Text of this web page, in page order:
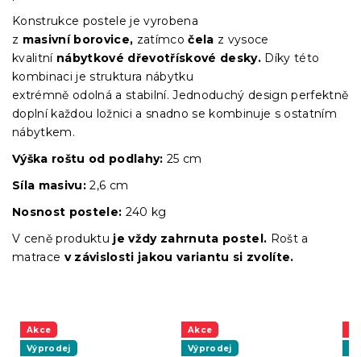
Konstrukce postele je vyrobena
z masivní borovice, zatímco čela z vysoce
kvalitní nábytkové dřevotřískové desky. Díky této
kombinaci je struktura nábytku
extrémně odolná a stabilní. Jednoduchý design perfektně
doplní každou ložnici a snadno se kombinuje s ostatním
nábytkem.
Výška roštu od podlahy:25 cm
Síla masivu: 2,6 cm
Nosnost postele: 240 kg
V ceně produktu je vždy zahrnuta postel. Rošt a
matrace v závislosti jakou variantu si zvolíte.
Akce
Výprodej
Akce
Výprodej